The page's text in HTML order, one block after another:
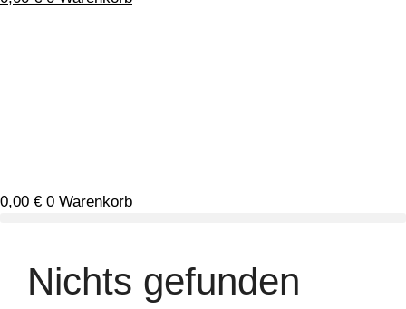
0,00 € 0 Warenkorb
Nichts gefunden